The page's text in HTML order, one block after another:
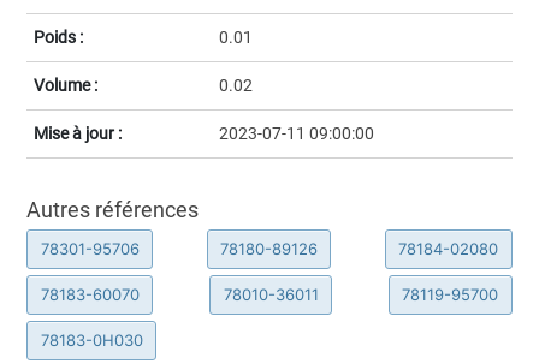
Poids : 0.01
Volume : 0.02
Mise à jour : 2023-07-11 09:00:00
Autres références
78301-95706 78180-89126 78184-02080
78183-60070 78010-36011 78119-95700
78183-0H030